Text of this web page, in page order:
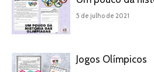
5 de julho de 2021
Jogos Olímpicos